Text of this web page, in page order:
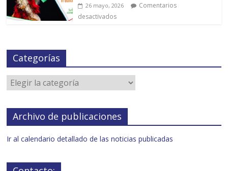
26 mayo, 2026
Comentarios
desactivados
Categorías
Archivo de publicaciones
Ir al calendario detallado de las noticias publicadas